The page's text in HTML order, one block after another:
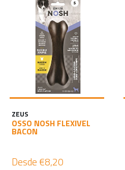
ZEUS
OSSO NOSH FLEXIVEL
BACON
Desde €8,20